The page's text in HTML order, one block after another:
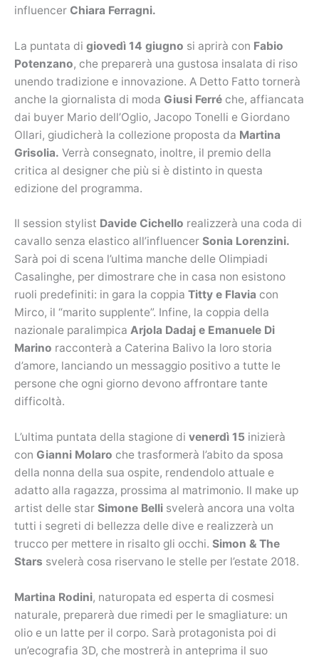
influencer Chiara Ferragni.
La puntata di giovedì 14 giugno si aprirà con Fabio
Potenzano, che preparerà una gustosa insalata di riso
unendo tradizione e innovazione. A Detto Fatto tornerà
anche la giornalista di moda Giusi Ferré che, affiancata
dai buyer Mario dell’Oglio, Jacopo Tonelli e Giordano
Ollari, giudicherà la collezione proposta da Martina
Grisolia. Verrà consegnato, inoltre, il premio della
critica al designer che più si è distinto in questa
edizione del programma.
Il session stylist Davide Cichello realizzerà una coda di
cavallo senza elastico all’influencer Sonia Lorenzini.
Sarà poi di scena l’ultima manche delle Olimpiadi
Casalinghe, per dimostrare che in casa non esistono
ruoli predefiniti: in gara la coppia Titty e Flavia con
Mirco, il “marito supplente”. Infine, la coppia della
nazionale paralimpica Arjola Dadaj e Emanuele Di
Marino racconterà a Caterina Balivo la loro storia
d’amore, lanciando un messaggio positivo a tutte le
persone che ogni giorno devono affrontare tante
difficoltà.
L’ultima puntata della stagione di venerdì 15 inizierà
con Gianni Molaro che trasformerà l’abito da sposa
della nonna della sua ospite, rendendolo attuale e
adatto alla ragazza, prossima al matrimonio. Il make up
artist delle star Simone Belli svelerà ancora una volta
tutti i segreti di bellezza delle dive e realizzerà un
trucco per mettere in risalto gli occhi. Simon & The
Stars svelerà cosa riservano le stelle per l’estate 2018.
Martina Rodini, naturopata ed esperta di cosmesi
naturale, preparerà due rimedi per le smagliature: un
olio e un latte per il corpo. Sarà protagonista poi di
un’ecografia 3D, che mostrerà in anteprima il suo